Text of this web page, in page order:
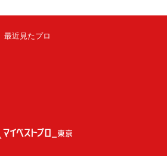
最近見たプロ